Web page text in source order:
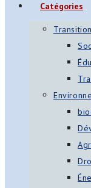
Catégories